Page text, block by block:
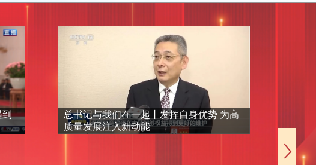
到
总书记与我们在一起丨发挥自身优势 为高
质量发展注入新动能
产业